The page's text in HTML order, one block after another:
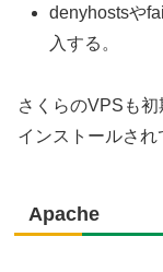
denyhostsや
入する。
さくらのVPSも
インストールされ
Apache